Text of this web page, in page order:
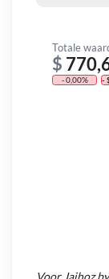
Totale
$
- 0,00% -